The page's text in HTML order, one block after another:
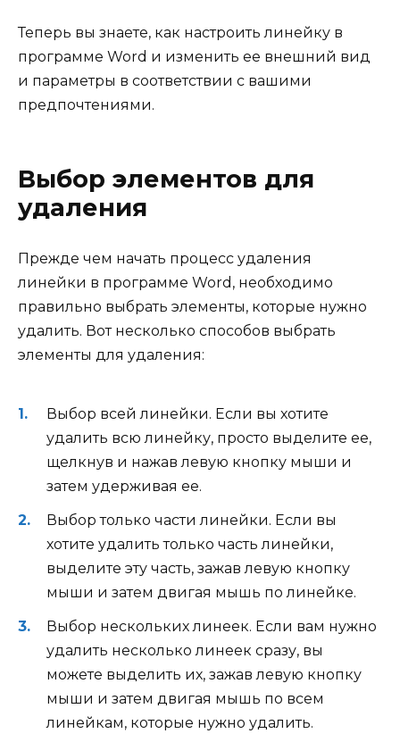
Теперь вы знаете, как настроить линейку в
программе Word и изменить ее внешний вид
и параметры в соответствии с вашими
предпочтениями.
Выбор элементов для
удаления
Прежде чем начать процесс удаления
линейки в программе Word, необходимо
правильно выбрать элементы, которые нужно
удалить. Вот несколько способов выбрать
элементы для удаления:
Выбор всей линейки. Если вы хотите
удалить всю линейку, просто выделите ее,
щелкнув и нажав левую кнопку мыши и
затем удерживая ее.
Выбор только части линейки. Если вы
хотите удалить только часть линейки,
выделите эту часть, зажав левую кнопку
мыши и затем двигая мышь по линейке.
Выбор нескольких линеек. Если вам нужно
удалить несколько линеек сразу, вы
можете выделить их, зажав левую кнопку
мыши и затем двигая мышь по всем
линейкам, которые нужно удалить.